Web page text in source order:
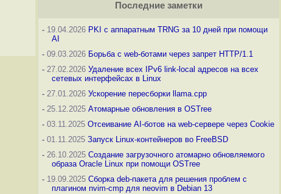
Последние заметки
- 19.04.2026 PKI с аппаратным TRNG за 10 дней при помощи
AI
- 09.03.2026 Борьба с web-ботами через запрет HTTP/1.1
- 27.02.2026 Удаление всех IPv6 link-local адресов на всех
сетевых интерфейсах в Linux
- 27.01.2026 Ускорение пересборки llama.cpp
- 25.12.2025 Атомарные обновления в OSTree
- 03.11.2025 Отсеивание AI-ботов на web-сервере через Cookie
- 01.11.2025 Запуск Linux-контейнеров во FreeBSD
- 26.10.2025 Создание загрузочного атомарно обновляемого
образа Oracle Linux при помощи OSTree
- 19.09.2025 Сборка deb-пакета для решения проблем с
плагином nvim-cmp для neovim в Debian 13